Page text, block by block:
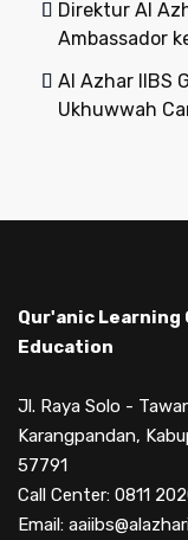
Direktur Al
Ambassador
Al Azhar IIBS
Ukhuwwah
Qur'anic Learning
Education
Jl. Raya Solo -
Karangpandan,
57791
Call Center: 0811
Email: